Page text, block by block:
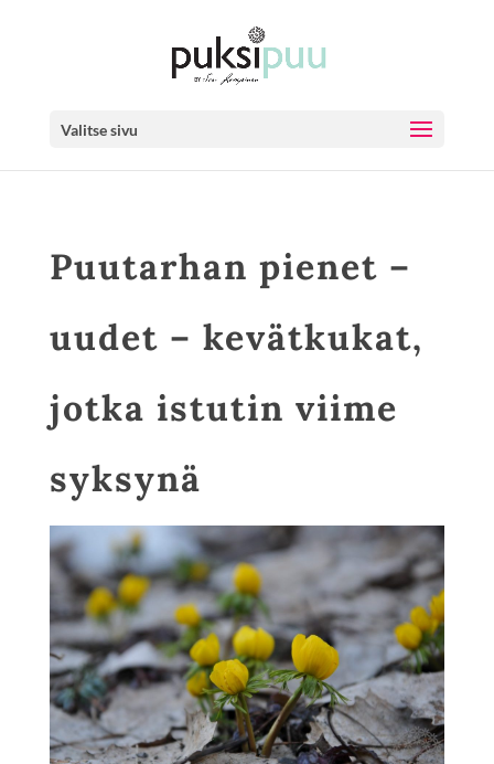
Valitse sivu
Puutarhan pienet –
uudet – kevätkukat,
jotka istutin viime
syksynä